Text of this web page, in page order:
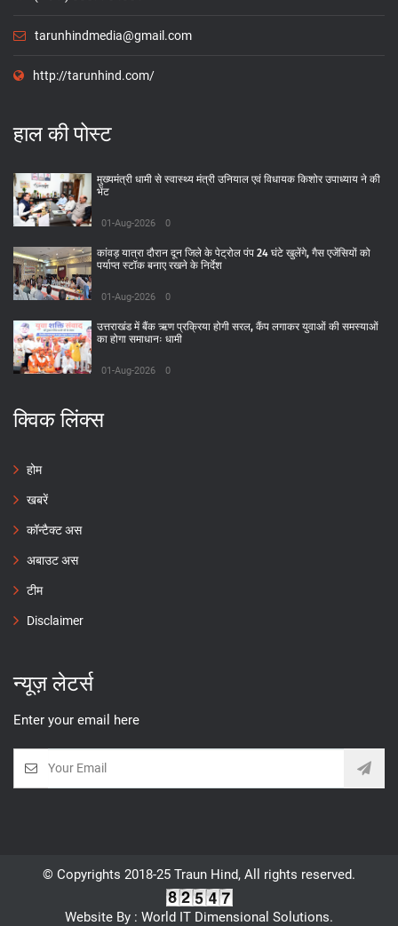
tarunhindmedia@gmail.com
http://tarunhind.com/
हाल की पोस्ट
मुख्यमंत्री धामी से स्वास्थ्य मंत्री उनियाल एवं विधायक किशोर उपाध्याय ने की
भेंट
01-Aug-2026 0
कांवड़ यात्रा दौरान दून जिले के पेट्रोल पंप 24 घंटे खुलेंगे, गैस एजेंसियों को
पर्याप्त स्टॉक बनाए रखने के निर्देश
01-Aug-2026 0
उत्तराखंड में बैंक ऋण प्रक्रिया होगी सरल, कैंप लगाकर युवाओं की समस्याओं
का होगा समाधानः धामी
01-Aug-2026 0
क्विक लिंक्स
होम
खबरें
कॉन्टैक्ट अस
अबाउट अस
टीम
Disclaimer
न्यूज़ लेटर्स
Enter your email here
© Copyrights 2018-25 Traun Hind, All rights reserved.
Website By : World IT Dimensional Solutions.